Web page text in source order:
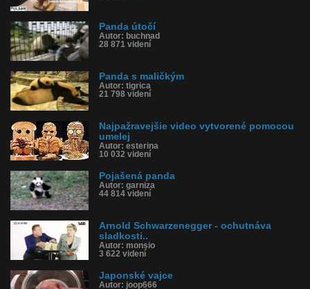
Panda útočí
Autor: buchnad
28 871 videní
Panda s maličkým
Autor: tigrica
21 798 videní
Najpažravejšie video vytvorené pomocou
umelej
Autor: esterina
10 032 videní
Pojašená panda
Autor: garniza
44 814 videní
Arnold Schwarzenegger - ochutnáva
sladkosti..
Autor: monsio
3 622 videní
Japonské vajce
Autor: joop666